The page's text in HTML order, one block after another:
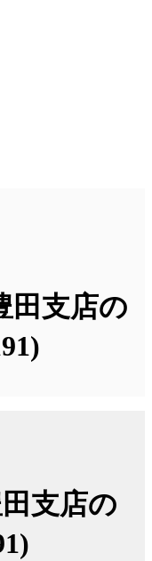
田支店の
支店の